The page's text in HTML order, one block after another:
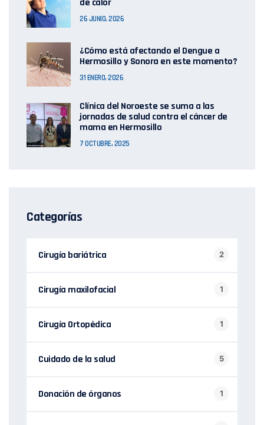
26 JUNIO, 2026
¿Cómo está afectando el Dengue a
Hermosillo y Sonora en este momento?
31 ENERO, 2026
Clínica del Noroeste se suma a las
jornadas de salud contra el cáncer de
mama en Hermosillo
7 OCTUBRE, 2025
Categorías
Cirugía bariátrica 2
Cirugía maxilofacial 1
Cirugía Ortopédica 1
Cuidado de la salud 5
Donación de órganos 1